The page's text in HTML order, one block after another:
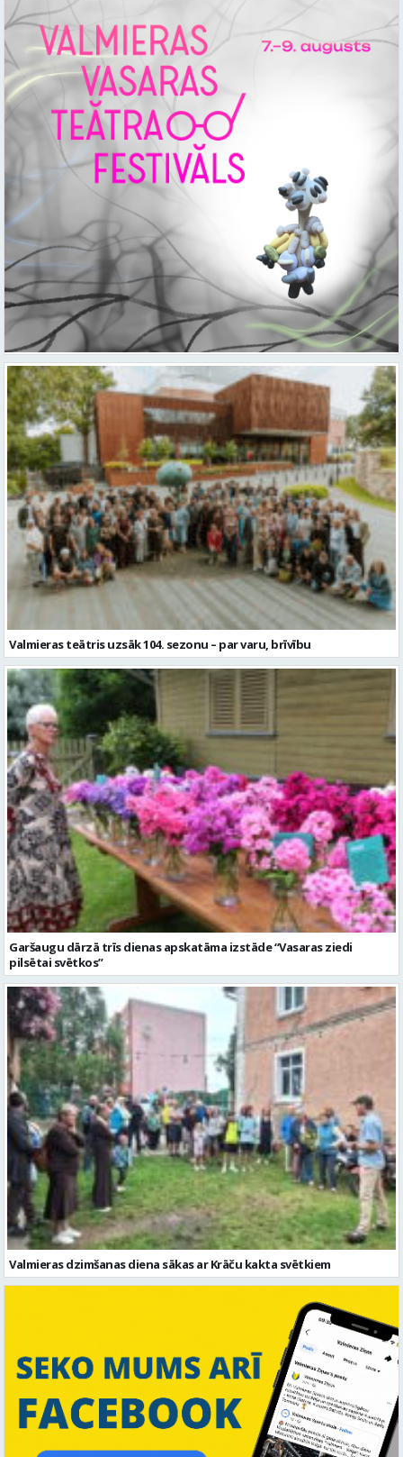
Valmieras teātris uzsāk 104. sezonu – par varu, brīvību
Garšaugu dārzā trīs dienas apskatāma izstāde “Vasaras ziedi
pilsētai svētkos”
Valmieras dzimšanas diena sākas ar Krāču kakta svētkiem